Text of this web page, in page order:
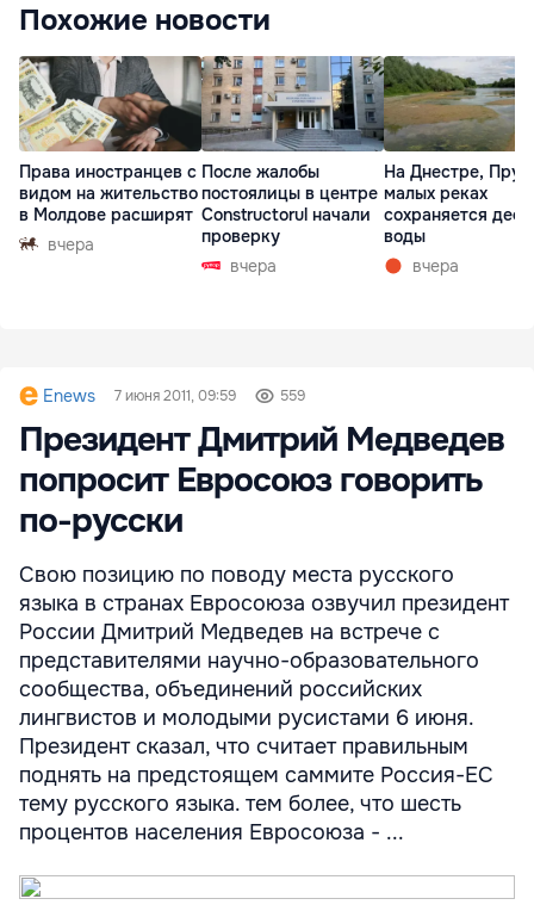
Похожие новости
Права иностранцев с
видом на жительство
в Молдове расширят
вчера
После жалобы
постоялицы в центре
Constructorul начали
проверку
вчера
На Днестре,
малых реках
сохраняется
воды
вчера
Enews 7 июня 2011, 09:59 559
Президент Дмитрий Медведев
попросит Евросоюз говорить
по-русски
Свою позицию по поводу места русского
языка в странах Евросоюза озвучил президент
России Дмитрий Медведев на встрече с
представителями научно-образовательного
сообщества, объединений российских
лингвистов и молодыми русистами 6 июня.
Президент сказал, что считает правильным
поднять на предстоящем саммите Россия-ЕС
тему русского языка. тем более, что шесть
процентов населения Евросоюза - ...